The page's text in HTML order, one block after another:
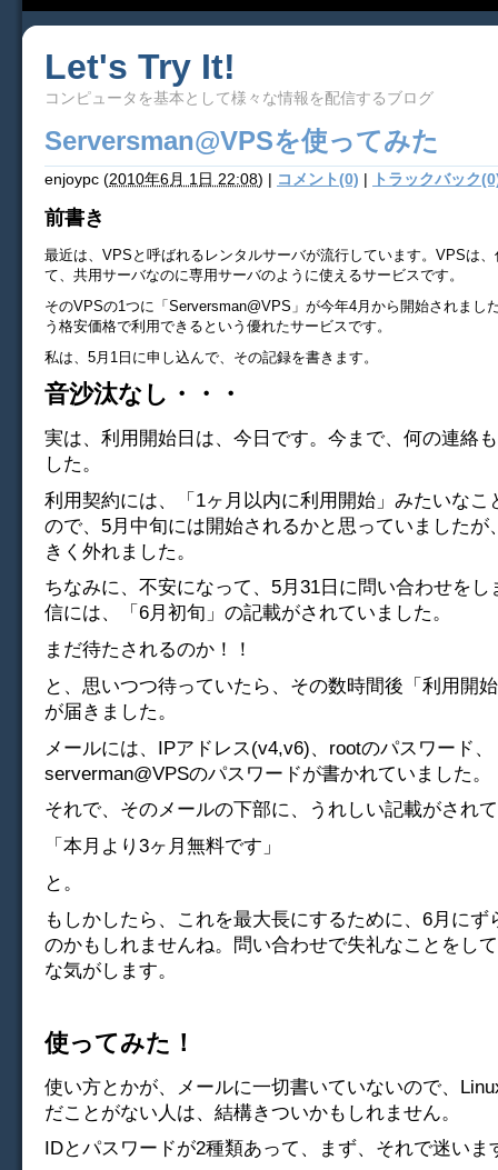
Let's Try It!
コンピュータを基本として様々な情報を配信するブログ
Serversman@VPSを使ってみた
enjoypc (2010年6月 1日 22:08) | コメント(0) | トラックバック
前書き
最近は、VPSと呼ばれるレンタルサーバが流行しています。VPSは
て、共用サーバなのに専用サーバのように使えるサービスです。
そのVPSの1つに「Serversman@VPS」が今年4月から開始されまし
う格安価格で利用できるという優れたサービスです。
私は、5月1日に申し込んで、その記録を書きます。
音沙汰なし・・・
実は、利用開始日は、今日です。今まで、何の連絡
した。
利用契約には、「1ヶ月以内に利用開始」みたいなこ
ので、5月中旬には開始されるかと思っていましたが
きく外れました。
ちなみに、不安になって、5月31日に問い合わせをし
信には、「6月初旬」の記載がされていました。
まだ待たされるのか！！
と、思いつつ待っていたら、その数時間後「利用開
が届きました。
メールには、IPアドレス(v4,v6)、rootのパスワード、
serverman@VPSのパスワードが書かれていました。
それで、そのメールの下部に、うれしい記載がされ
「本月より3ヶ月無料です」
と。
もしかしたら、これを最大長にするために、6月にず
のかもしれませんね。問い合わせで失礼なことをし
な気がします。
使ってみた！
使い方とかが、メールに一切書いていないので、
だことがない人は、結構きついかもしれません。
IDとパスワードが2種類あって、まず、それで迷いま